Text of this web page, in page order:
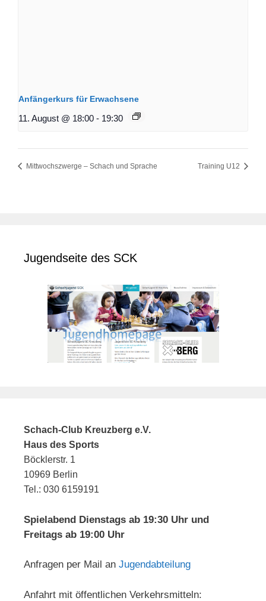
Anfängerkurs für Erwachsene
11. August @ 18:00 - 19:30
Mittwochszwerge – Schach und Sprache Training U12
Jugendseite des SCK
Schach-Club Kreuzberg e.V.
Haus des Sports
Böcklerstr. 1
10969 Berlin
Tel.: 030 6159191
Spielabend Dienstags ab 19:30 Uhr und
Freitags ab 19:00 Uhr
Anfragen per Mail an Jugendabteilung
Anfahrt mit öffentlichen Verkehrsmitteln: